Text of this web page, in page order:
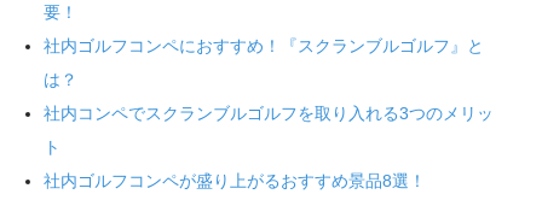
要！
社内ゴルフコンペにおすすめ！『スクランブルゴルフ』と
は？
社内コンペでスクランブルゴルフを取り入れる3つのメリッ
ト
社内ゴルフコンペが盛り上がるおすすめ景品8選！